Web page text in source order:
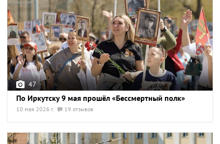
47
По Иркутску 9 мая прошёл «Бессмертный полк»
10 мая 2026 г. 19 отзывов